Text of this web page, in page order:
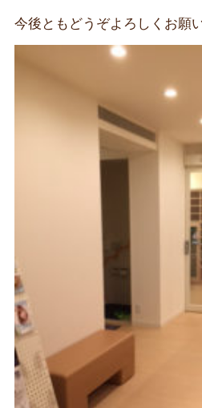
今後ともどうぞよろしくお願